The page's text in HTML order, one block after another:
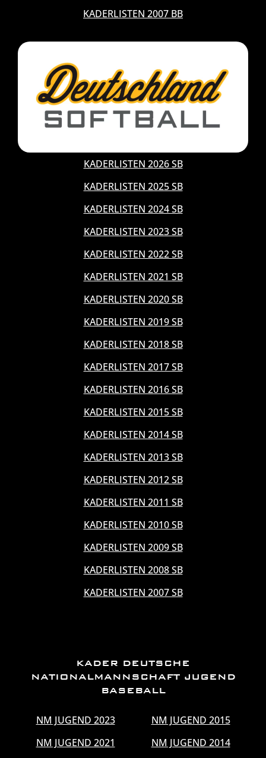
KADERLISTEN 2007 BB
KADERLISTEN 2026 SB
KADERLISTEN 2025 SB
KADERLISTEN 2024 SB
KADERLISTEN 2023 SB
KADERLISTEN 2022 SB
KADERLISTEN 2021 SB
KADERLISTEN 2020 SB
KADERLISTEN 2019 SB
KADERLISTEN 2018 SB
KADERLISTEN 2017 SB
KADERLISTEN 2016 SB
KADERLISTEN 2015 SB
KADERLISTEN 2014 SB
KADERLISTEN 2013 SB
KADERLISTEN 2012 SB
KADERLISTEN 2011 SB
KADERLISTEN 2010 SB
KADERLISTEN 2009 SB
KADERLISTEN 2008 SB
KADERLISTEN 2007 SB
KADER DEUTSCHE
NATIONALMANNSCHAFT JUGEND
BASEBALL
NM JUGEND 2023
NM JUGEND 2021
NM JUGEND 2015
NM JUGEND 2014